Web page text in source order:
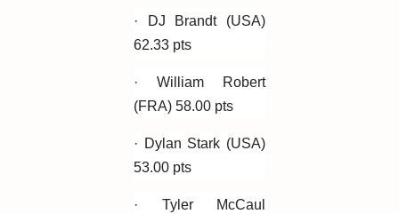
· DJ Brandt (USA)
62.33 pts
· William Robert
(FRA) 58.00 pts
· Dylan Stark (USA)
53.00 pts
· Tyler McCaul